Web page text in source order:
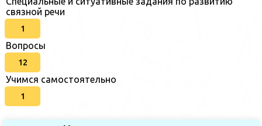
связной речи
1
Вопросы
12
Учимся самостоятельно
1